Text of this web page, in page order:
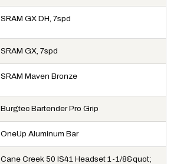
SRAM GX DH, 7spd
SRAM GX, 7spd
SRAM Maven Bronze
Burgtec Bartender Pro Grip
OneUp Aluminum Bar
Cane Creek 50 IS41 Headset 1-1/8&quot;